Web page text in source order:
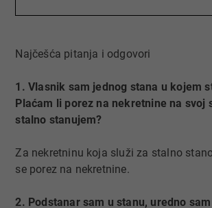
Najčešća pitanja i odgovori
1. Vlasnik sam jednog stana u kojem
Plaćam li porez na nekretnine na svoj
stalno stanujem?
Za nekretninu koja služi za stalno
se porez na nekretnine.
2. Podstanar sam u stanu, uredno